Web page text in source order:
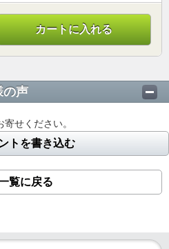
カートに入れる
の声
せください。
トを書き込む
覧に戻る